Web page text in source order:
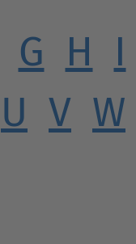
G H I
U V W